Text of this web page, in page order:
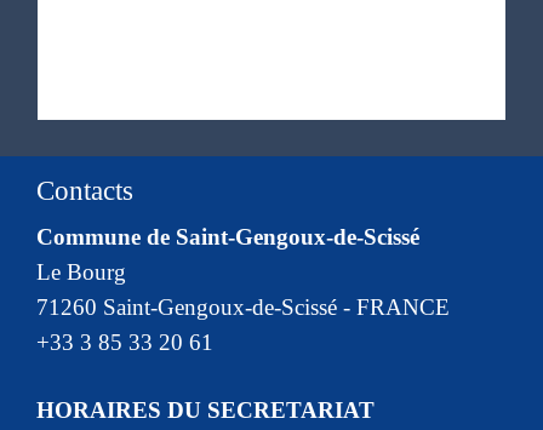
Contacts
Commune de Saint-Gengoux-de-Scissé
Le Bourg
71260 Saint-Gengoux-de-Scissé - FRANCE
+33 3 85 33 20 61
HORAIRES DU SECRETARIAT